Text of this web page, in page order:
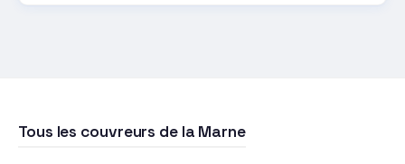
Tous les couvreurs de la Marne